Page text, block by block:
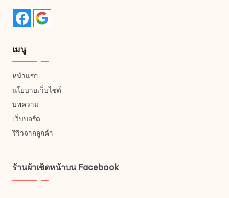
เมนู
หน้าแรก
นโยบายเว็บไซต์
บทความ
เว็บบอร์ด
รีวิวจากลูกค้า
ร้านผ้าเช็ดหน้าบน Facebook